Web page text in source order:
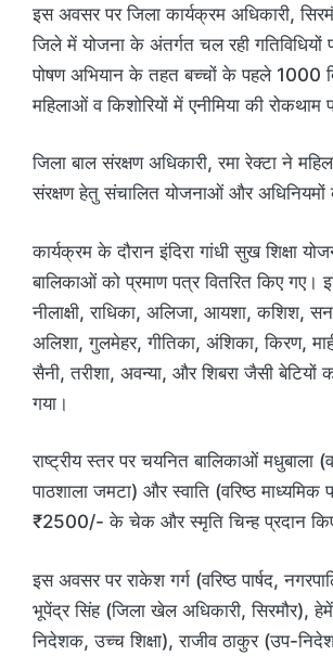
इस अवसर पर जिला कार्यक्रम अधिकारी,
जिले में योजना के अंतर्गत चल रही गतिविधियों
पोषण अभियान के तहत बच्चों के पहले 1000
महिलाओं व किशोरियों में एनीमिया की रोकथाम
जिला बाल संरक्षण अधिकारी, रमा रेक्टा ने
संरक्षण हेतु संचालित योजनाओं और अधिनियमों
कार्यक्रम के दौरान इंदिरा गांधी सुख शिक्षा
बालिकाओं को प्रमाण पत्र वितरित किए गए।
नीलाक्षी, राधिका, अलिजा, आयशा, कशिश,
अलिशा, गुलमेहर, गीतिका, अंशिका, किरण,
सैनी, तरीशा, अवन्या, और शिबरा जैसी बेटियों
गया।
राष्ट्रीय स्तर पर चयनित बालिकाओं मधुबाला
पाठशाला जमटा) और स्वाति (वरिष्ठ माध्यमिक
₹2500/- के चेक और स्मृति चिन्ह प्रदान
इस अवसर पर राकेश गर्ग (वरिष्ठ पार्षद,
भूपेंद्र सिंह (जिला खेल अधिकारी, सिरमौर),
निदेशक, उच्च शिक्षा), राजीव ठाकुर (उप-